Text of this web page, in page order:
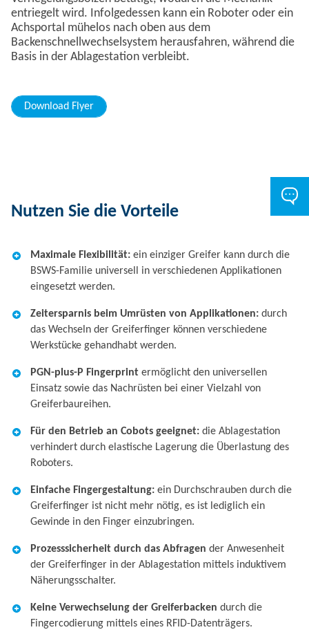
entriegelt wird. Infolgedessen kann ein Roboter oder ein
Achsportal mühelos nach oben aus dem
Backenschnellwechselsystem herausfahren, während die
Basis in der Ablagestation verbleibt.
Download Flyer
Nutzen Sie die Vorteile
Maximale Flexibilität: ein einziger Greifer kann durch die
BSWS-Familie universell in verschiedenen Applikationen
eingesetzt werden.
Zeitersparnis beim Umrüsten von Applikationen: durch
das Wechseln der Greiferfinger können verschiedene
Werkstücke gehandhabt werden.
PGN-plus-P Fingerprint ermöglicht den universellen
Einsatz sowie das Nachrüsten bei einer Vielzahl von
Greiferbaureihen.
Für den Betrieb an Cobots geeignet: die Ablagestation
verhindert durch elastische Lagerung die Überlastung des
Roboters.
Einfache Fingergestaltung: ein Durchschrauben durch die
Greiferfinger ist nicht mehr nötig, es ist lediglich ein
Gewinde in den Finger einzubringen.
Prozesssicherheit durch das Abfragen der Anwesenheit
der Greiferfinger in der Ablagestation mittels induktivem
Näherungsschalter.
Keine Verwechselung der Greiferbacken durch die
Fingercodierung mittels eines RFID-Datenträgers.